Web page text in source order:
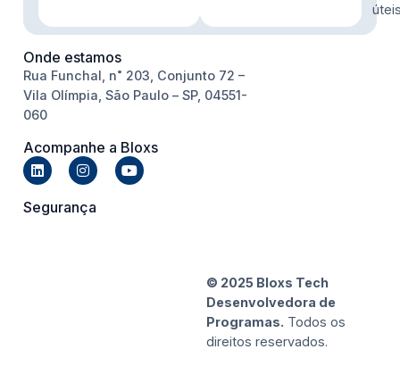
Onde estamos
Rua Funchal, n˚ 203, Conjunto 72 –
Vila Olímpia, São Paulo – SP, 04551-
060
Acompanhe a Bloxs
Segurança
© 2025 Bloxs Tech
Desenvolvedora de
Programas. Todos os
direitos reservados.